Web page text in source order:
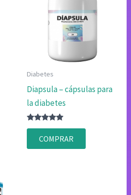
Diabetes
Diapsula – cápsulas para
la diabetes
Valorado
4.80
de 5
COMPRAR